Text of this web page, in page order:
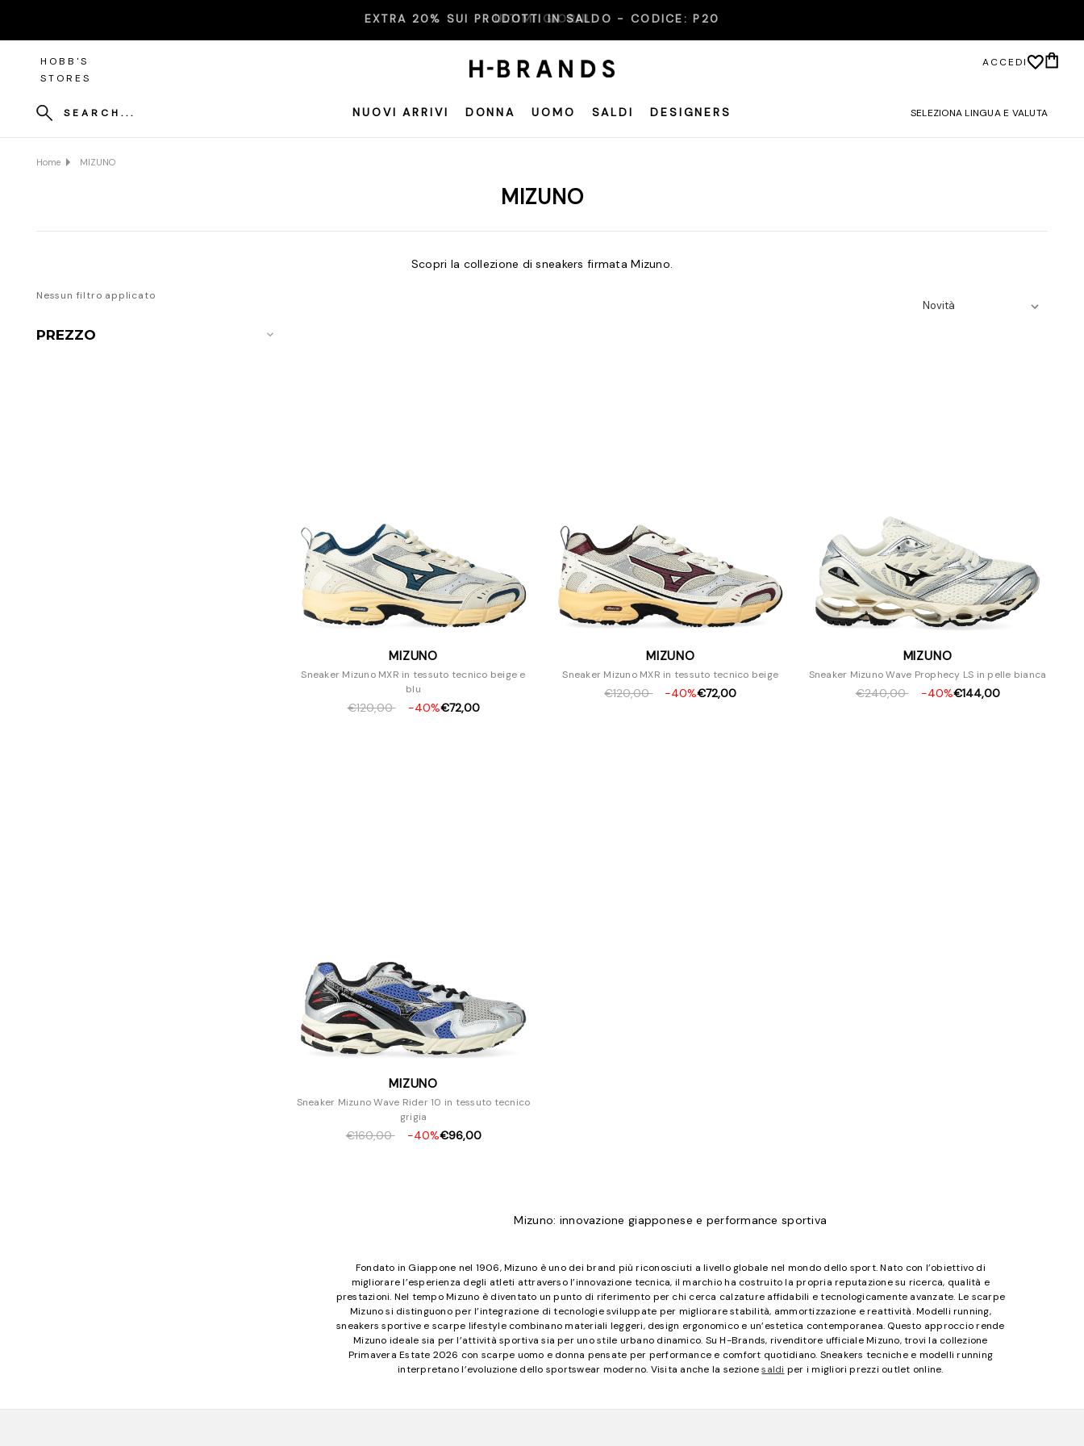
EXTRA 20% SUI PRODOTTI IN SALDO - CODICE:P20
HOBB'S
STORES
ACCEDI
SEARCH... NUOVI ARRIVI DONNA UOMO SALDI DESIGNERS SELEZIONA LINGUA E VALUTA
Home MIZUNO
MIZUNO
Scopri la collezione di sneakers firmata Mizuno.
Nessun filtro applicato
PREZZO
MIZUNO
Sneaker Mizuno MXR in tessuto tecnico beige e
blu
€120,00 -40%€72,00
MIZUNO
Sneaker Mizuno MXR in tessuto tecnico beige
€120,00 -40%€72,00
MIZUNO
Sneaker Mizuno Wave Prophecy LS in pelle bianca
€240,00 -40%€144,00
MIZUNO
Sneaker Mizuno Wave Rider 10 in tessuto tecnico
grigia
€160,00 -40%€96,00
Mizuno: innovazione giapponese e performance sportiva
Fondato in Giappone nel 1906, Mizuno è uno dei brand più riconosciuti a livello globale nel mondo dello sport. Nato con l’obiettivo di
migliorare l’esperienza degli atleti attraverso l’innovazione tecnica, il marchio ha costruito la propria reputazione su ricerca, qualità e
prestazioni. Nel tempo Mizuno è diventato un punto di riferimento per chi cerca calzature affidabili e tecnologicamente avanzate. Le scarpe
Mizuno si distinguono per l’integrazione di tecnologie sviluppate per migliorare stabilità, ammortizzazione e reattività. Modelli running,
sneakers sportive e scarpe lifestyle combinano materiali leggeri, design ergonomico e un’estetica contemporanea. Questo approccio rende
Mizuno ideale sia per l’attività sportiva sia per uno stile urbano dinamico. Su H-Brands, rivenditore ufficiale Mizuno, trovi la collezione
Primavera Estate 2026 con scarpe uomo e donna pensate per performance e comfort quotidiano. Sneakers tecniche e modelli running
interpretano l’evoluzione dello sportswear moderno. Visita anche la sezionesaldi per i migliori prezzi outlet online.